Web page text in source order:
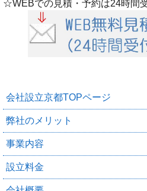
☆WEBでの見積・予約は24時間
会社設立京都TOPページ
弊社のメリット
事業内容
設立料金